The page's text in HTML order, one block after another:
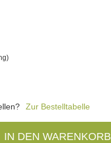
Zur Bestelltabelle
IN DEN WARENKORB